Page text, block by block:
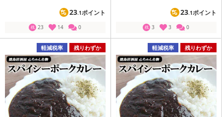
23.1ポイント
残 23 14 0
23.1ポイント
残 3 3 0
軽減税率 残りわずか 軽減税率 残りわずか